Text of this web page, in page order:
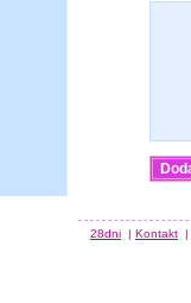
28dni | Kontakt |